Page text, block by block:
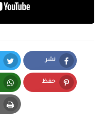
نشر
Facebook
حفظ